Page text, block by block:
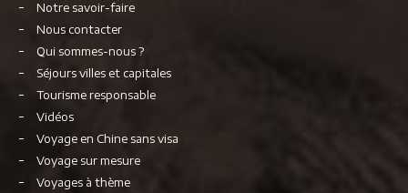
Notre savoir-faire
Nous contacter
Qui sommes-nous ?
Séjours villes et capitales
Tourisme responsable
Vidéos
Voyage en Chine sans visa
Voyage sur mesure
Voyages à thème